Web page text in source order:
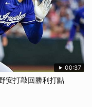
00:37
安打敲回勝利打點